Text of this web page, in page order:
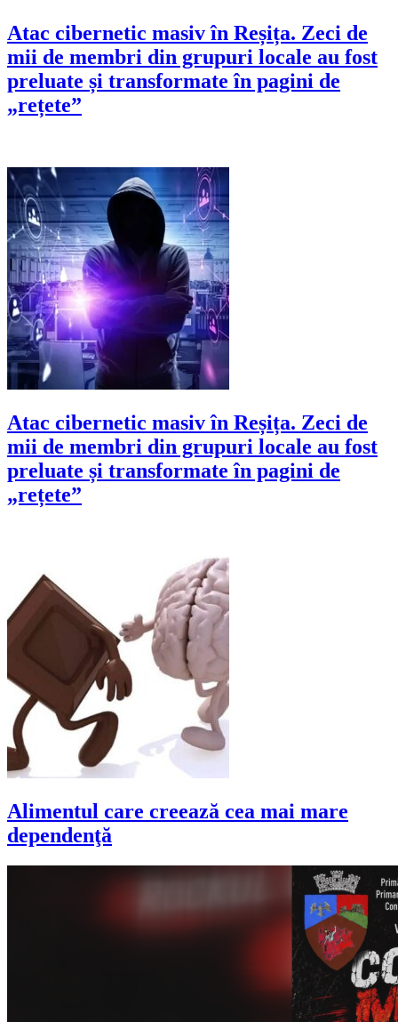
Atac cibernetic masiv în Reșița. Zeci de
mii de membri din grupuri locale au fost
preluate și transformate în pagini de
„rețete”
Atac cibernetic masiv în Reșița. Zeci de
mii de membri din grupuri locale au fost
preluate și transformate în pagini de
„rețete”
Alimentul care creează cea mai mare
dependenţă